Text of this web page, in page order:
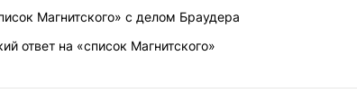
Магнитского» с делом Браудера
ответ на «список Магнитского»